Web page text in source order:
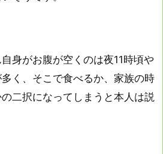
身がお腹が空くのは夜11時頃や
く、そこで食べるか、家族の時
二択になってしまうと本人は説